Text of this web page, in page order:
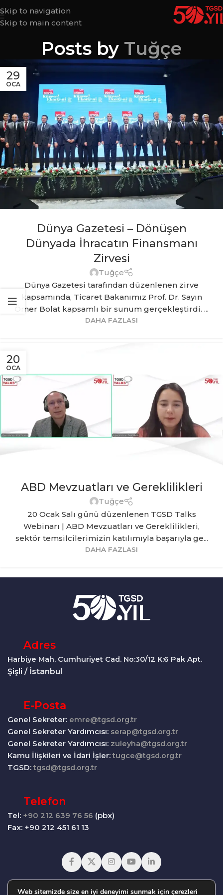
Skip to navigation
Skip to main content
Posts by Tuğçe
29
OCA
Dünya Gazetesi – Dönüşen
Dünyada İhracatın Finansmanı
Zirvesi
Tuğçe
Dünya Gazetesi tarafından düzenlenen zirve
kapsamında, Ticaret Bakanımız Prof. Dr. Sayın
Ömer Bolat kapsamlı bir sunum gerçekleştirdi. ...
DAHA FAZLASI
20
OCA
ABD Mevzuatları ve Gereklilikleri
Tuğçe
20 Ocak Salı günü düzenlenen TGSD Talks
Webinarı | ABD Mevzuatları ve Gereklilikleri,
sektör temsilcilerimizin katılımıyla başarıyla ge...
DAHA FAZLASI
Adres
Harbiye Mah. Cumhuriyet Cad. No:30/12 K:6 Pak Apt.
Şişli / İstanbul
E-Posta
Genel Sekreter: emre@tgsd.org.tr
Genel Sekreter Yardımcısı: serap@tgsd.org.tr
Genel Sekreter Yardımcısı: zuleyha@tgsd.org.tr
Kamu İlişkileri ve İdari İşler:tugce@tgsd.org.tr
TGSD:tgsd@tgsd.org.tr
Telefon
Tel: +90 212 639 76 56 (pbx)
Fax: +90 212 451 61 13
Web sitemizde size en iyi deneyimi sunmak için çerezleri